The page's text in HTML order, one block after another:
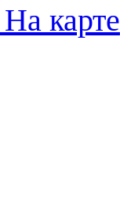
На карте